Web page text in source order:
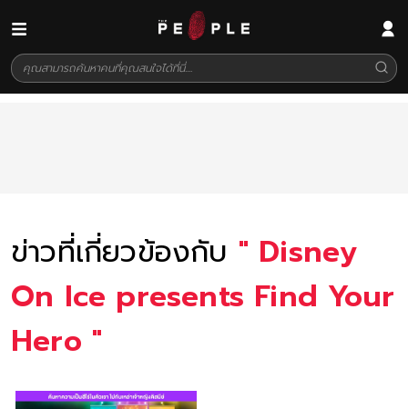
ข่าวที่เกี่ยวข้องกับ " Disney
On Ice presents Find Your
Hero "